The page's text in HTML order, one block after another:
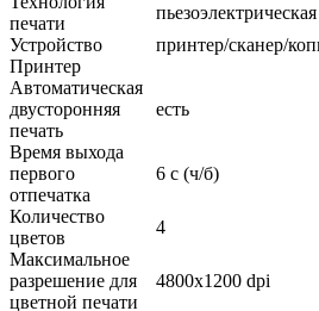
печати
Устройство
принтер/сканер/
Принтер
Автоматическая
двусторонняя
печать
есть
Время выхода
первого
отпечатка
6 c (ч/б)
Количество
цветов
4
Максимальное
разрешение для
цветной печати
4800x1200 dpi